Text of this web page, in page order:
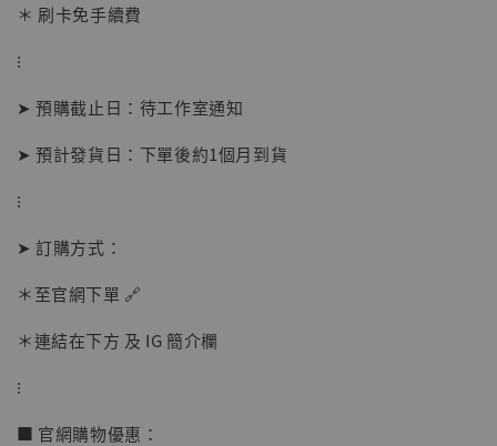
【店內現貨】海賊王 系列蒐藏雕像 布魯克達
NT$ 1,870
＊ 刷卡免手續費
⁝
➤ 預購截止日：待工作室通知
➤ 預計發貨日：下單後約1個月到貨
⁝
➤ 訂購方式：
＊至官網下單 🔗
＊連結在下方 及 IG 簡介欄
⁝
■ 官網購物優惠：